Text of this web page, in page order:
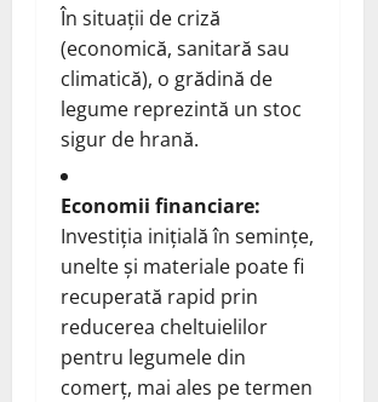
În situații de criză
(economică, sanitară sau
climatică), o grădină de
legume reprezintă un stoc
sigur de hrană.
Economii financiare:
Investiția inițială în semințe,
unelte și materiale poate fi
recuperată rapid prin
reducerea cheltuielilor
pentru legumele din
comerț, mai ales pe termen